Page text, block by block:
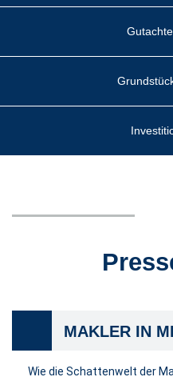
MAKLER IN
Wie die Schattenwelt der